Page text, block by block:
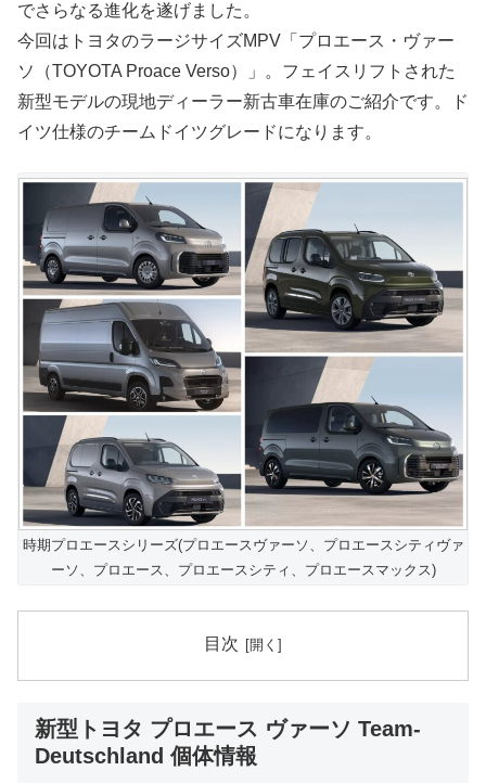
でさらなる進化を遂げました。
今回はトヨタのラージサイズMPV「プロエース・ヴァー
ソ（TOYOTA Proace Verso）」。フェイスリフトされた
新型モデルの現地ディーラー新古車在庫のご紹介です。ド
イツ仕様のチームドイツグレードになります。
時期プロエースシリーズ(プロエースヴァーソ、プロエースシティヴァ
ーソ、プロエース、プロエースシティ、プロエースマックス)
目次
新型トヨタ プロエース ヴァーソ Team-
Deutschland 個体情報